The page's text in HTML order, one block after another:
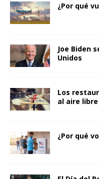
¿Por qué
Joe Biden
Unidos
Los
al aire
¿Por qué